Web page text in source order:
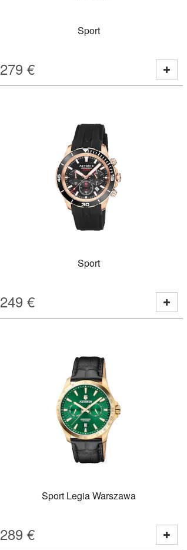
Sport
279 €
Sport
249 €
Sport Legia Warszawa
289 €